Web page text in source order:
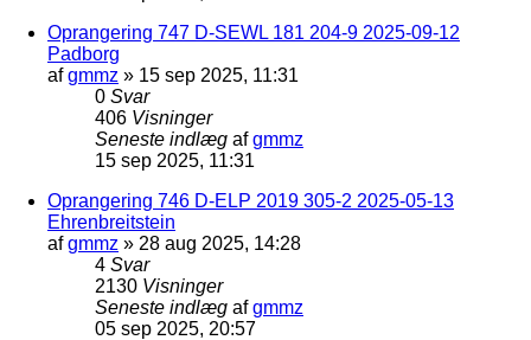
Oprangering 747 D-SEWL 181 204-9 2025-09-12
Padborg
afgmmz » 15 sep 2025, 11:31
0 Svar
406 Visninger
Seneste indlæg afgmmz
15 sep 2025, 11:31
Oprangering 746 D-ELP 2019 305-2 2025-05-13
Ehrenbreitstein
afgmmz » 28 aug 2025, 14:28
4 Svar
2130 Visninger
Seneste indlæg afgmmz
05 sep 2025, 20:57